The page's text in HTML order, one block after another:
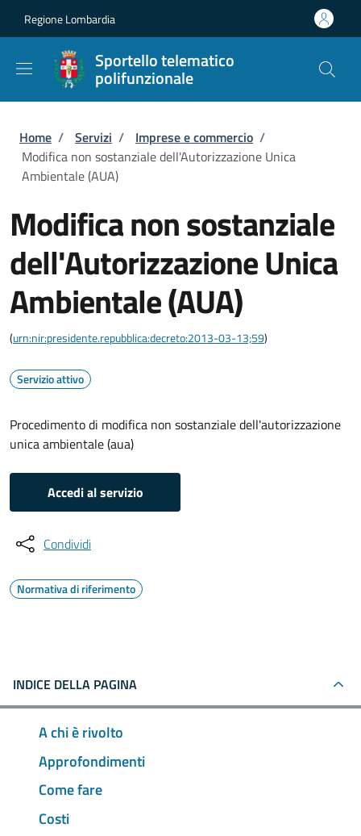
Regione Lombardia
Sportello telematico
polifunzionale
Briciole di pane
Home / Servizi / Imprese e commercio /
Modifica non sostanziale dell'Autorizzazione Unica
Ambientale (AUA)
Modifica non sostanziale
dell'Autorizzazione Unica
Ambientale (AUA)
(urn:nir:presidente.repubblica:decreto:2013-03-13;59)
Servizio attivo
Procedimento di modifica non sostanziale dell'autorizzazione
unica ambientale (aua)
Accedi al servizio
Condividi
Normativa di riferimento
INDICE DELLA PAGINA
A chi è rivolto
Approfondimenti
Come fare
Costi